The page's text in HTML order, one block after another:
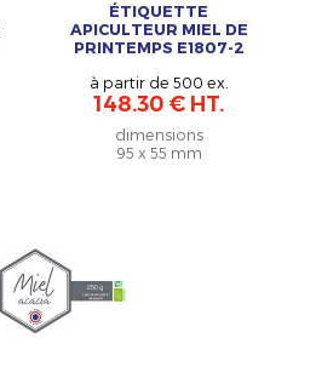
ÉTIQUETTE
APICULTEUR MIEL DE
PRINTEMPS E1807-2
à partir de 500 ex.
148.30 € HT.
dimensions
95 x 55 mm